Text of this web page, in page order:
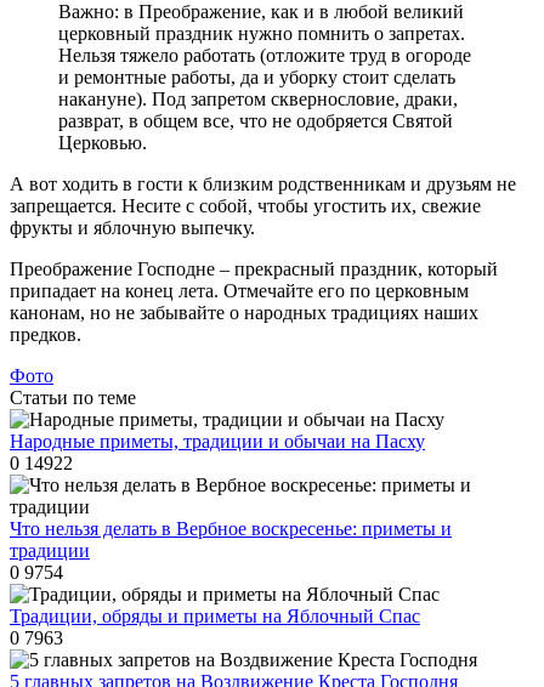
Важно: в Преображение, как и в любой великий
церковный праздник нужно помнить о запретах.
Нельзя тяжело работать (отложите труд в огороде
и ремонтные работы, да и уборку стоит сделать
накануне). Под запретом сквернословие, драки,
разврат, в общем все, что не одобряется Святой
Церковью.
А вот ходить в гости к близким родственникам и друзьям не
запрещается. Несите с собой, чтобы угостить их, свежие
фрукты и яблочную выпечку.
Преображение Господне – прекрасный праздник, который
припадает на конец лета. Отмечайте его по церковным
канонам, но не забывайте о народных традициях наших
предков.
Фото
Статьи по теме
Народные приметы, традиции и обычаи на Пасху
0 14922
Что нельзя делать в Вербное воскресенье: приметы и
традиции
0 9754
Традиции, обряды и приметы на Яблочный Спас
0 7963
5 главных запретов на Воздвижение Креста Господня